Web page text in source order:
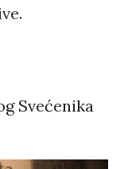
Svećenika